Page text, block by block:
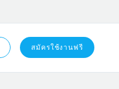
สมัครใช้งานฟรี